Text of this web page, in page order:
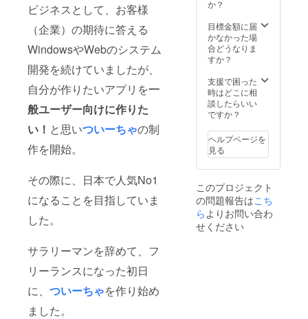
ビジネスとして、お客様
（企業）の期待に答える
WindowsやWebのシステム
開発を続けていましたが、
自分が作りたいアプリを一
般ユーザー向けに作りた
い！ と思いついーちゃの制
作を開始。
その際に、日本で人気No1
になることを目指していま
した。
サラリーマンを辞めて、フ
リーランスになった初日
に、 ついーちゃを作り始め
ました。
か？
目標金額に届
かなかった場
合どうなりま
すか？
支援で困った
時はどこに相
談したらいい
ですか？
ヘルプページを
見る
このプロジェクト
の問題報告はこち
ら よりお問い合わ
せください